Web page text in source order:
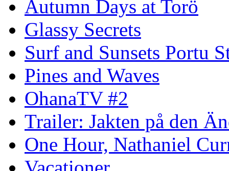
Autumn Days at Torö
Glassy Secrets
Surf and Sunsets Portu
Pines and Waves
OhanaTV #2
Trailer: Jakten på den
One Hour, Nathaniel